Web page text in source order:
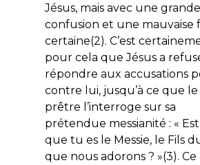
Jésus, mais avec une grande
confusion et une mauvaise
certaine(2). C’est
pour cela que Jésus a
répondre aux accusations
contre lui, jusqu’à ce que le
prêtre l’interroge sur sa
prétendue messianité : «
que tu es le Messie, le Fils
que nous adorons ? »(3).